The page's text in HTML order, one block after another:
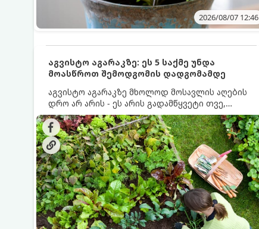
2026/08/07 12:46
აგვისტო აგარაკზე: ეს 5 საქმე უნდა
მოასწროთ შემოდგომის დადგომამდე
აგვისტო აგარაკზე მხოლოდ მოსავლის აღების
დრო არ არის - ეს არის გადამწყვეტი თვე,
როდესაც საფუძველი ეყრება მომავალი წლის
მოსავალს და ბაღი მზადდება შემოდგომა-
ზამთრის სეზონისთვის. იმისათვის, რომ
ნიადაგმა ენერგია აღიდგინოს, ხოლო
მცენარეებმა ზამთარს გაუძლონ, აგვისტოს
ბოლომდე 5 მნიშვნელოვანი საქმის გაკეთება
უნდა მოასწროთ: